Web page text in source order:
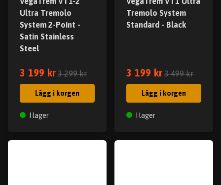
Ultra Tremolo
System 2-Point -
Satin Stainless
Steel
3 199 kr 3 299 kr
Lägg i korgen
I lager
Tremolo System
Standard - Black
3 199 kr 3 499 kr
Lägg i korgen
I lager